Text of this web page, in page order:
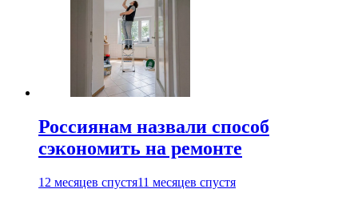
Россиянам назвали способ
сэкономить на ремонте
12 месяцев спустя11 месяцев спустя